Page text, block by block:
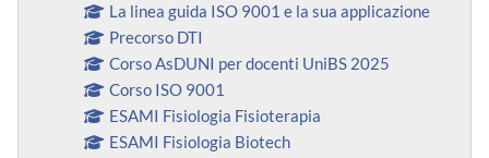
La linea guida ISO 9001 e la sua applicazione
Precorso DTI
Corso AsDUNI per docenti UniBS 2025
Corso ISO 9001
ESAMI Fisiologia Fisioterapia
ESAMI Fisiologia Biotech